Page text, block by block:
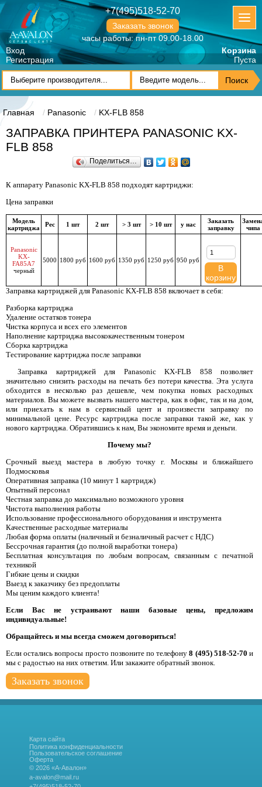
+7(495)518-52-70
Заказать звонок
часы работы: пн-пт 09.00-18.00
Вход
Регистрация
Корзина
Пуста
Главная Panasonic KX-FLB 858
ЗАПРАВКА ПРИНТЕРА PANASONIC KX-
FLB 858
Поделиться…
К аппарату Panasonic KX-FLB 858 подходят картриджи:
Цена заправки
Модель
картриджа
Рес 1 шт 2 шт > 3 шт > 10 шт у нас
Заказать
заправку
чипа
Panasonic
KX-
FA85A7
черный
5000 1800 руб 1600 руб 1350 руб 1250 руб 950 руб
В
корзину
Заправка картриджей для Panasonic KX-FLB 858 включает в себя:
Разборка картриджа
Удаление остатков тонера
Чистка корпуса и всех его элементов
Наполнение картриджа высококачественным тонером
Сборка картриджа
Тестирование картриджа после заправки
Заправка картриджей для Panasonic KX-FLB 858 позволяет
значительно снизить расходы на печать без потери качества. Эта услуга
обходится в несколько раз дешевле, чем покупка новых расходных
материалов. Вы можете вызвать нашего мастера, как в офис, так и на дом,
или приехать к нам в сервисный цент и произвести заправку по
минимальной цене. Ресурс картриджа после заправки такой же, как у
нового картриджа. Обратившись к нам, Вы экономите время и деньги.
Почему мы?
Срочный выезд мастера в любую точку г. Москвы и ближайшего
Подмосковья
Оперативная заправка (10 минут 1 картридж)
Опытный персонал
Честная заправка до максимально возможного уровня
Чистота выполнения работы
Использование профессионального оборудования и инструмента
Качественные расходные материалы
Любая форма оплаты (наличный и безналичный расчет с НДС)
Бессрочная гарантия (до полной выработки тонера)
Бесплатная консультация по любым вопросам, связанным с печатной
техникой
Гибкие цены и скидки
Выезд к заказчику без предоплаты
Мы ценим каждого клиента!
Если Вас не устраивают наши базовые цены, предложим
индивидуальные!
Обращайтесь и мы всегда сможем договориться!
Если остались вопросы просто позвоните по телефону8 (495) 518-52-70 и
мы с радостью на них ответим. Или закажите обратный звонок.
Заказать звонок
Карта сайта
Политика конфиденциальности
Пользовательское соглашение
Оферта
© 2026 «А-Авалон»
a-avalon@mail.ru